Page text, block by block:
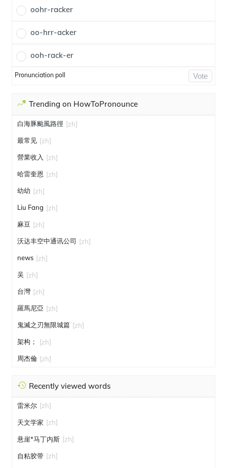
oohr-racker
oo-hrr-acker
ooh-rack-er
Pronunciation poll Vote
Trending on HowToPronounce
白海豚颱風路徑 [zh]
最常见 [zh]
營業收入 [zh]
哈雷奎恩 [zh]
幼幼 [zh]
Liu Fang [zh]
麻豆 [zh]
沃达丰空中通讯公司 [zh]
news [zh]
吴 [zh]
台灣 [zh]
羅馬尼亞 [zh]
鬼滅之刃無限城篇 [zh]
架构； [zh]
周杰倫 [zh]
Recently viewed words
雷米尔 [zh]
天文学家 [zh]
悬崖*马丁内斯 [zh]
自粘胶带 [zh]